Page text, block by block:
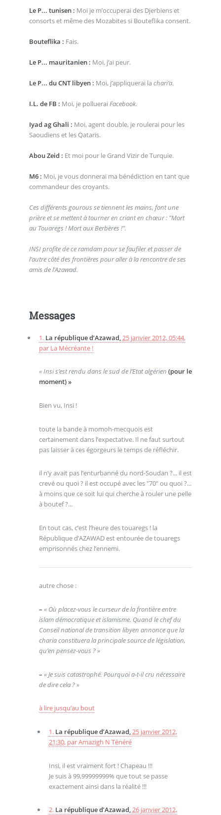
Le P... tunisen : Moi je m’occuperai des Djerbiens et
consorts et même des Mozabites si Bouteflika consent.
Bouteflika : Fais.
Le P... mauritanien : Moi, j’ai peur.
Le P... du CNT libyen : Moi, j’appliquerai la chari’a.
I.L. de FB : Moi, je polluerai Facebook.
Iyad ag Ghali : Moi, agent double, je roulerai pour les
Saoudiens et les Qataris.
Abou Zeid : Et moi pour le Grand Vizir de Turquie.
M6 : Moi, je vous donnerai ma bénédiction en tant que
commandeur des croyants.
Ces différents gourous se tiennent les mains, font une
prière et se mettent à tourner en criant en chœur : "Mort
au Touaregs ! Mort aux Berbères !".
INSI profite de ce ramdam pour se faufiler et passer de
l’autre côté des frontières pour aller à la rencontre de ses
amis de l’Azawad.
Messages
1. La république d’Azawad,25 janvier 2012, 05:44,
par La Mécréante !
« Insi s’est rendu dans le sud de l’Etat algérien (pour le
moment) »
Bien vu, Insi !
toute la bande à momoh-mecquois est
certainement dans l’expectative. Il ne faut surtout
pas laisser à ces égorgeurs le temps de réfléchir.
il n’y avait pas l’enturbanné du nord-Soudan ?... il est
crevé ou quoi ? il est occupé avec les "70" ou quoi ?...
à moins que ce soit lui qui cherche à rouler une pelle
à boutef ?...
En tout cas, c’est l’heure des touaregs ! la
République d’AZAWAD est entourée de touaregs
emprisonnés chez l’ennemi.
autre chose :
– « Où placez-vous le curseur de la frontière entre
islam démocratique et islamisme. Quand le chef du
Conseil national de transition libyen annonce que la
charia constituera la principale source de législation,
qu’en pensez-vous ? »
– « Je suis catastrophé. Pourquoi a-t-il cru nécessaire
de dire cela ? »
à lire jusqu’au bout
1. La république d’Azawad,25 janvier 2012,
21:30, parAmazigh N Ténéré
Insi, il est vraiment fort ! Chapeau !!!
Je suis à 99,99999999% que tout se passe
exactement ainsi dans la réalité !!!
2. La république d’Azawad,26 janvier 2012,